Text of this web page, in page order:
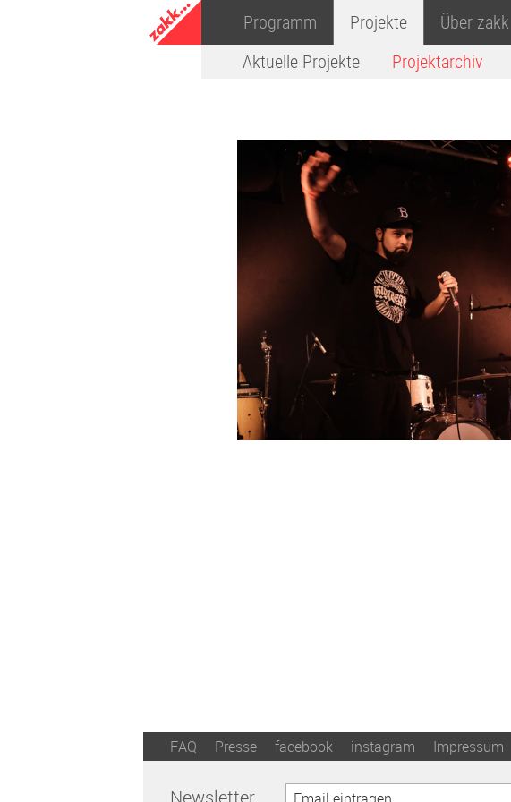
Programm
Projekte
Aktuelle Projekte
Projektarchiv
Über zakk
FAQ Presse facebook instagram Impressum
Newsletter